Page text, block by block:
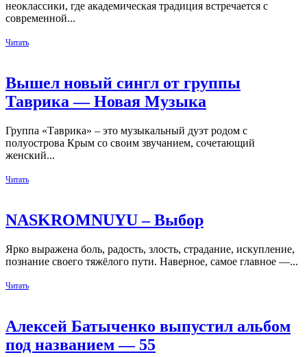
неоклассики, где академическая традиция встречается с
современной...
Читать
Вышел новый сингл от группы
Таврика — Новая Музыка
Группа «Таврика» – это музыкальный дуэт родом с
полуострова Крым со своим звучанием, сочетающий
женский...
Читать
NASKROMNUYU – Выбор
Ярко выражена боль, радость, злость, страдание, искупление,
познание своего тяжёлого пути. Наверное, самое главное —...
Читать
Алексей Батыченко выпустил альбом
под названием — 55